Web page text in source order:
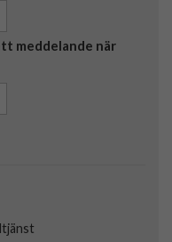
meddelande när